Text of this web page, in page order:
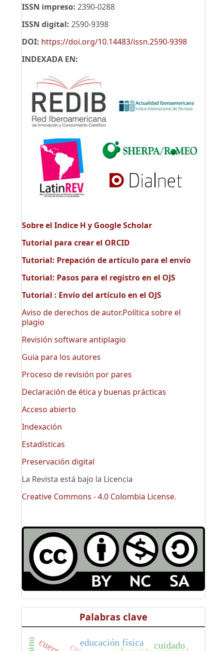
ISSN impreso: 2390-0288
ISSN digital: 2590-9398
DOI: https://doi.org/10.14483/issn.2590-9398
INDEXADA EN:
Sobre el Indice H y Google Scholar
Tutorial para crear el ORCID
Tutorial: Prepación de artículo para el envío
Tutorial: Pasos para el registro en el OJS
Tutorial : Envío del artículo en el OJS
Aviso de derechos de autor.Política sobre el
plagio
Revisión software antiplagio
Guia para los autores
Proceso de revisión por pares
Declaración de ética y buenas prácticas
Acceso abierto
Indexación
Estadísticas
Preservación digital
La Revista está bajo la Licencia
Creative Commons - 4.0 Colombia License.
Palabras clave
educación física cuidado